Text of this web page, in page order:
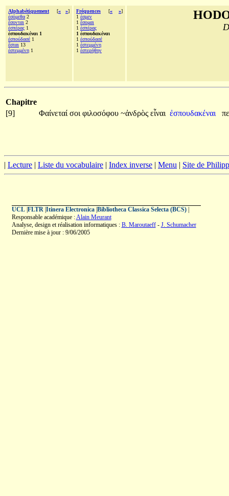
Alphabétiquement [« »]
ἐσόμεθα 2
ἔσονται 2
ἑσπέρας 1
ἐσπουδακέναι 1
ἐσπούδασέ 1
ἔσται 13
ἐστεμμένη 1
Fréquences [« »]
1 ἐσμεν
1 ἔσομαι
1 ἑσπέρας
1 ἐσπουδακέναι
1 ἐσπούδασέ
1 ἐστεμμένη
1 ἐστερήθην
Chapitre
[9]
Φαίνεταί σοι φιλοσόφου ~ἀνδρὸς εἶναι ἐσπουδακέναι
| Lecture | Liste du vocabulaire | Index inverse | Menu | Site de
UCL| FLTR| Itinera Electronica| Bibliotheca Classica Selecta (BCS)|
Responsable académique :Alain Meurant
Analyse, design et réalisation informatiques : B. Maroutaeff- J. Schumacher
Dernière mise à jour : 9/06/2005